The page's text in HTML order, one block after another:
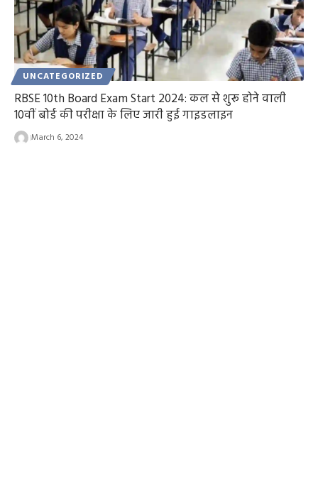
UNCATEGORIZED
RBSE 10th Board Exam Start 2024: कल से शुरू होने वाली
10वीं बोर्ड की परीक्षा के लिए जारी हुई गाइडलाइन
March 6, 2024